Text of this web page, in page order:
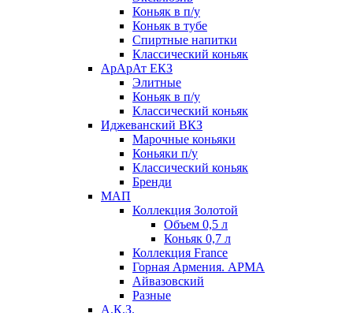
Коньяк в п/у
Коньяк в тубе
Спиртные напитки
Классический коньяк
АрАрАт ЕКЗ
Элитные
Коньяк в п/у
Классический коньяк
Иджеванский ВКЗ
Марочные коньяки
Коньяки п/у
Классический коньяк
Бренди
МАП
Коллекция Золотой
Объем 0,5 л
Коньяк 0,7 л
Коллекция France
Горная Армения. АРМА
Айвазовский
Разные
А.К.З.